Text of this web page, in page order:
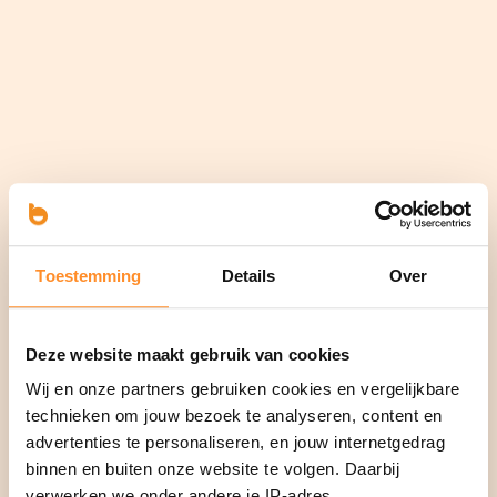
Toestemming Details Over
Deze website maakt gebruik van cookies
Wij en onze partners gebruiken cookies en vergelijkbare
technieken om jouw bezoek te analyseren, content en
advertenties te personaliseren, en jouw internetgedrag
binnen en buiten onze website te volgen. Daarbij